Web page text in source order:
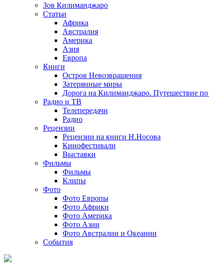
Зов Килиманджаро
Статьи
Африка
Австралия
Америка
Азия
Европа
Книги
Остров Невозвращения
Затерянные миры
Дорога на Килиманджаро. Путешествие
Радио и ТВ
Телепередачи
Радио
Рецензии
Рецензии на книги Н.Носова
Кинофестивали
Выставки
Фильмы
Фильмы
Клипы
Фото
Фото Европы
Фото Африки
Фото Америка
Фото Азии
Фото Австралии и Океании
События